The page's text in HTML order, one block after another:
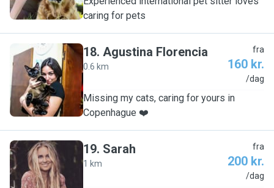
caring for pets
A
18. Agustina Florencia
0.6 km
fra
160 kr.
/dag
Missing my cats, caring for yours in
Copenhague ❤️
S
19. Sarah
1 km
fra
200 kr.
/dag